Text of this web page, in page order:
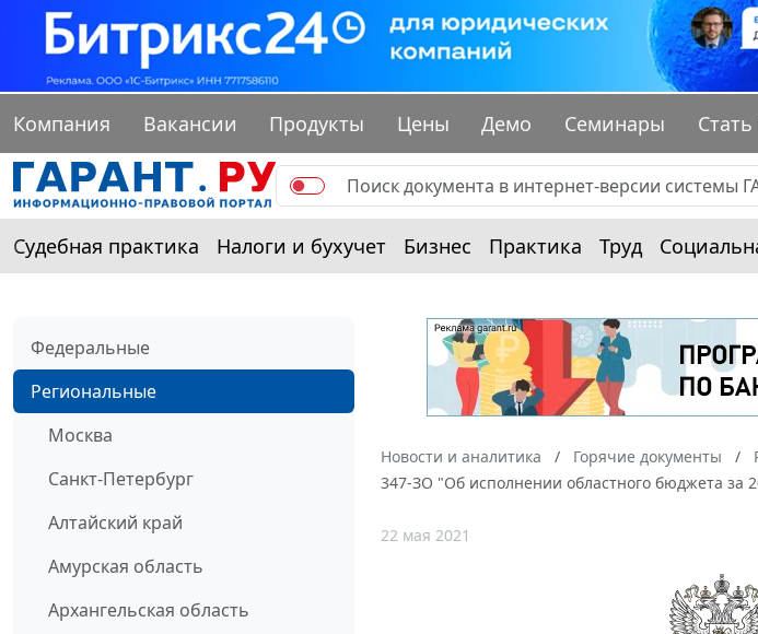
Компания Вакансии Продукты Цены Демо Семинары
Судебная практика Налоги и бухучет Бизнес Практика Труд
Федеральные
Региональные
Москва
Санкт-Петербург
Алтайский край
Амурская область
Архангельская область
Новости и аналитика Горячие документы
347-ЗО "Об исполнении областного бюджета за
22 мая 2021